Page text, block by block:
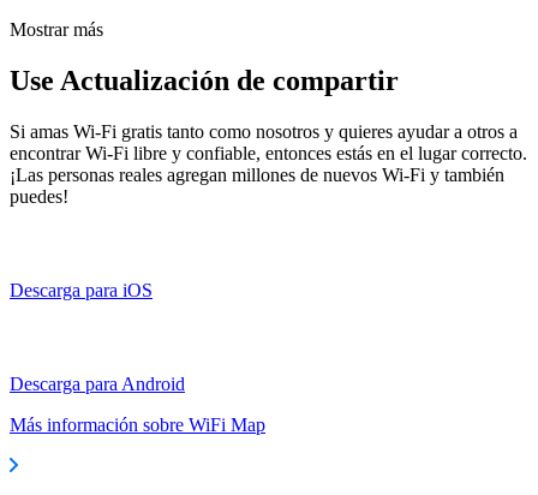
Mostrar más
Use Actualización de compartir
Si amas Wi-Fi gratis tanto como nosotros y quieres ayudar a otros a
encontrar Wi-Fi libre y confiable, entonces estás en el lugar correcto.
¡Las personas reales agregan millones de nuevos Wi-Fi y también
puedes!
Descarga para iOS
Descarga para Android
Más información sobre WiFi Map